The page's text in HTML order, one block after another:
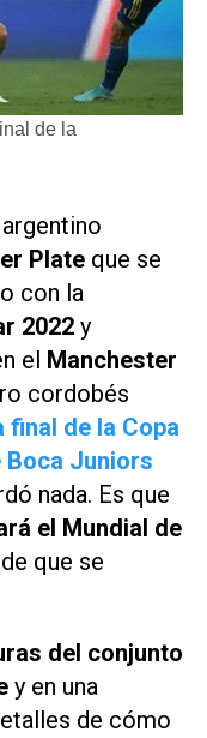
de la
Plate que se
con la
2022 y
el Manchester
cordobés
final de la Copa
Boca Juniors
nada. Es que
el Mundial de
que se
del conjunto
y en una
de cómo